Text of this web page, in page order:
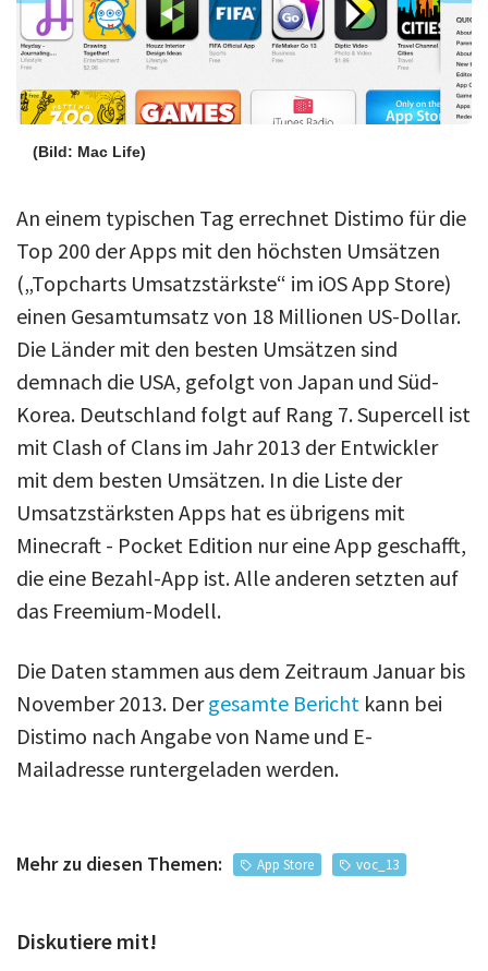
(Bild: Mac Life)
An einem typischen Tag errechnet Distimo für die
Top 200 der Apps mit den höchsten Umsätzen
(„Topcharts Umsatzstärkste“ im iOS App Store)
einen Gesamtumsatz von 18 Millionen US-Dollar.
Die Länder mit den besten Umsätzen sind
demnach die USA, gefolgt von Japan und Süd-
Korea. Deutschland folgt auf Rang 7. Supercell ist
mit Clash of Clans im Jahr 2013 der Entwickler
mit dem besten Umsätzen. In die Liste der
Umsatzstärksten Apps hat es übrigens mit
Minecraft - Pocket Edition nur eine App geschafft,
die eine Bezahl-App ist. Alle anderen setzten auf
das Freemium-Modell.
Die Daten stammen aus dem Zeitraum Januar bis
November 2013. Dergesamte Bericht kann bei
Distimo nach Angabe von Name und E-
Mailadresse runtergeladen werden.
Mehr zu diesen Themen: App Store voc_13
Diskutiere mit!